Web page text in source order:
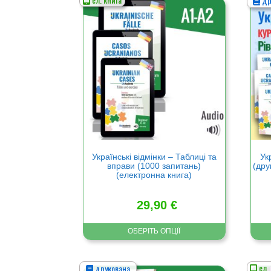
Українські відмінки – Таблиці та
вправи (1000 запитань)
(електронна книга)
29,90€
ОБЕРІТЬ ОПЦІЇ
Цей
товар
має
кілька
варіантів.
Параметри
можна
вибрати
сторінці
товару
Цей
має
на
друкована ел.